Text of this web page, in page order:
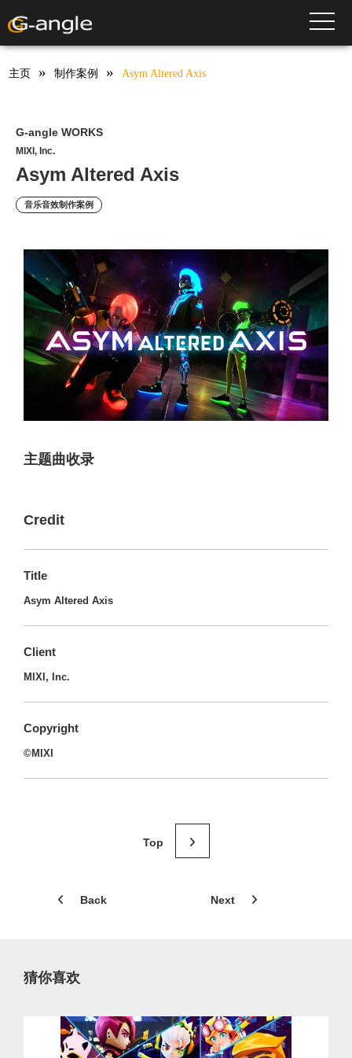
toggle
HOME Works
主页 » 制作案例 » Asym Altered Axis
G-angle WORKS
MIXI, Inc.
Asym Altered Axis
音乐音效制作案例
主题曲收录
Credit
Title
Asym Altered Axis
Client
MIXI, Inc.
Copyright
©MIXI
Back Next
猜你喜欢